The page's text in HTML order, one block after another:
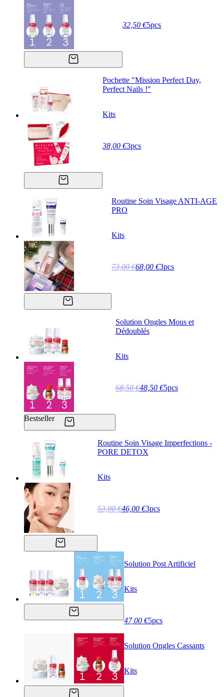
32,50 €5pcs
Pochette "Mission Perfect Day,
Perfect Nails !"
Kits
38,00 €3pcs
Routine Soin Visage ANTI-AGE
PRO
Kits
73,00 €68,00 €3pcs
Bestseller
Solution Ongles Mous et
Dédoublés
Kits
68,50 €48,50 €5pcs
Routine Soin Visage Imperfections -
PORE DETOX
Kits
53,00 €46,00 €3pcs
Solution Post Artificiel
Kits
47,00 €5pcs
Solution Ongles Cassants
Kits